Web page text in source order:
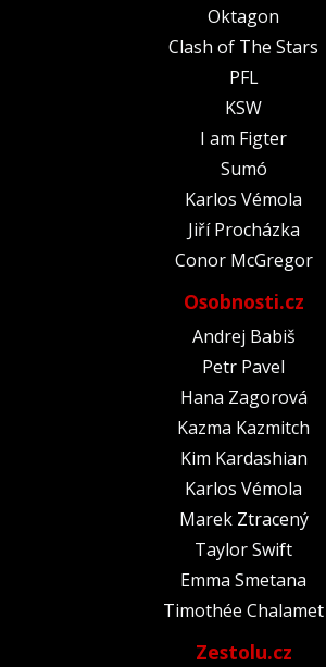
Oktagon
Clash of The Stars
PFL
KSW
I am Figter
Sumó
Karlos Vémola
Jiří Procházka
Conor McGregor
Osobnosti.cz
Andrej Babiš
Petr Pavel
Hana Zagorová
Kazma Kazmitch
Kim Kardashian
Karlos Vémola
Marek Ztracený
Taylor Swift
Emma Smetana
Timothée Chalamet
Zestolu.cz